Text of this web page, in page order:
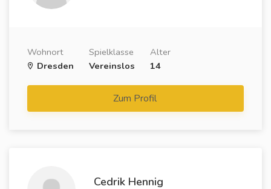
Wohnort
Dresden
Spielklasse
Vereinslos
Alter
14
Zum Profil
Cedrik Hennig